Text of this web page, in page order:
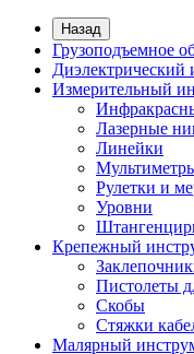
Назад
Грузоподъемное
Диэлектрический
Измерительный
Лазерные
Линейки
Рулетки и
Уровни
Крепежный
Пистолеты
Скобы
Стяжки
Малярный